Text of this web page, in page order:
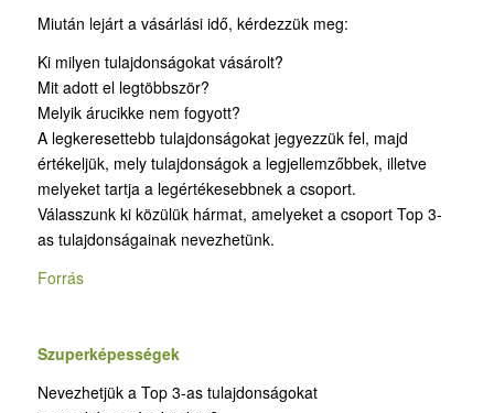
Miután lejárt a vásárlási idő, kérdezzük meg:
Ki milyen tulajdonságokat vásárolt?
Mit adott el legtöbbször?
Melyik árucikke nem fogyott?
A legkeresettebb tulajdonságokat jegyezzük fel, majd
értékeljük, mely tulajdonságok a legjellemzőbbek, illetve
melyeket tartja a legértékesebbnek a csoport.
Válasszunk ki közülük hármat, amelyeket a csoport Top 3-
as tulajdonságainak nevezhetünk.
Forrás
Szuperképességek
Nevezhetjük a Top 3-as tulajdonságokat